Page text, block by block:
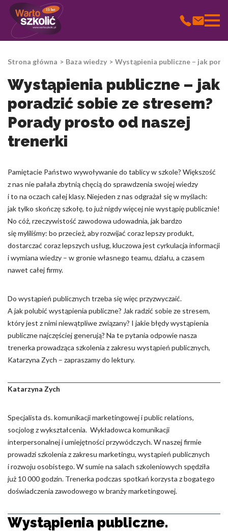
15 lat
Strona główna Baza wiedzy Wystąpienia publiczne – jak
Wystąpienia publiczne – jak
poradzić sobie ze stresem?
Porady prosto od naszej
trenerki
Pamiętacie Państwo wywoływanie do tablicy w szkole? Większość
z nas nie pałała zbytnią chęcią do sprawdzenia swojej wiedzy
i to na oczach całej klasy. Niejeden z nas odgrażał się w myślach:
jak tylko skończę szkołę, to już nigdy więcej nie wystąpię publicznie!
No cóż, rzeczywistość zawodowa udowadnia, jak bardzo
się myliliśmy: bo przecież, aby rozwijać coraz lepszy produkt,
dostarczać coraz lepszych usług, kluczowa jest cyrkulacja informacji
i wymiana wiedzy – w gronie własnego teamu, działu, a czasem
nawet całej firmy.
Do wystąpień publicznych trzeba się więc przyzwyczaić.
A jak polubić wystąpienia publiczne? Jak radzić sobie ze stresem,
który jest z nimi niewątpliwe związany? I jakie błędy wystąpienia
publiczne najczęściej generują? Na te pytania odpowie nasza
trenerka prowadząca szkolenia z zakresu wystąpień publicznych,
Katarzyna Zych – zapraszamy do lektury.
Katarzyna Zych
Specjalista ds. komunikacji marketingowej i public relations,
socjolog z wykształcenia. Wykładowca komunikacji
interpersonalnej i umiejętności przywódczych. W naszej firmie
prowadzi szkolenia z zakresu marketingu, wystąpień publicznych
i rozwoju osobistego. W sumie na salach szkoleniowych spędziła
już 10 000 godzin. Trenerka podczas spotkań korzysta z bogatego
doświadczenia zawodowego w branży marketingowej.
Wystąpienia publiczne.
Wykorzystujemy pliki cookie do spersonalizowania treści i
w naszej witrynie. Informacje o tym, jak korzystasz z naszej
reklamowym i analitycznym. Partnerzy mogą połączyć te
informacje z innymi danymi otrzymanymi od Ciebie lub
uzyskanymi podczas korzystania z ich usług.
Niezbędne
zamierzony sposób bez nich. Te pliki cookie nie przechowują
żadnych danych umożliwiających identyfikację osoby.
Preferencje
Pliki cookie dotyczące preferencji umożliwiają stronie
zapamiętanie informacji, które zmieniają wygląd lub
funkcjonowanie strony, np. preferowany język lub region, w
którym znajduje się użytkownik.
Statystyczne pliki cookie pomagają właścicielem stron
internetowych zrozumieć, w jaki sposób różni użytkownicy
zachowują się na stronie, gromadząc i zgłaszając anonimowe
informacje.
Marketing
Marketingowe pliki cookie stosowane są w celu śledzenia
użytkowników na stronach internetowych. Celem jest
poszczególnych użytkowników i tym samym bardziej cenne dla
wydawców i reklamodawców strony trzeciej.
Nieklasyfikowane
klasyfikowania, wraz z dostawcami poszczególnych ciasteczek.
Odrzuć